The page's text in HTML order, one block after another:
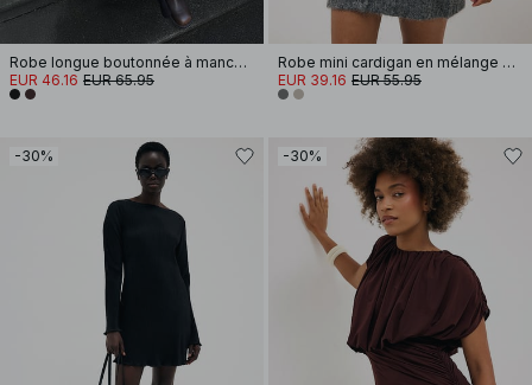
Robe longue boutonnée à manches ballon
EUR 46.16 EUR 65.95
Robe mini cardigan en mélange de laine tricotée
EUR 39.16 EUR 55.95
-30% -30%